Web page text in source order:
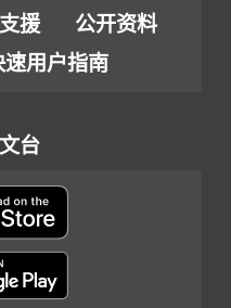
援
公开资料
速用户指南
台